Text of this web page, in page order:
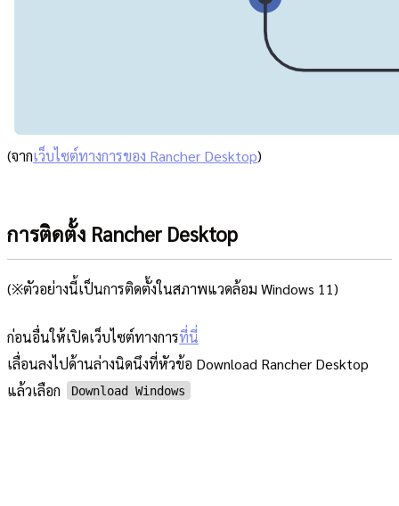
(จากเว็บไซต์ทางการของ Rancher Desktop)
การติดตั้ง Rancher Desktop
(※ตัวอย่างนี้เป็นการติดตั้งในสภาพแวดล้อม Windows 11)
ก่อนอื่นให้เปิดเว็บไซต์ทางการที่นี่
เลื่อนลงไปด้านล่างนิดนึงที่หัวข้อ Download Rancher Desktop
แล้วเลือก
Download Windows